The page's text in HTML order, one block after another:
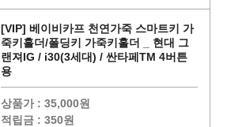
[VIP] 베이비카프 천연가죽 스마트키 가
죽키홀더/폴딩키 가죽키홀더 _ 현대 그
랜져IG / i30(3세대) / 싼타페TM 4버튼
용
상품가 : 35,000원
적립금 : 350원